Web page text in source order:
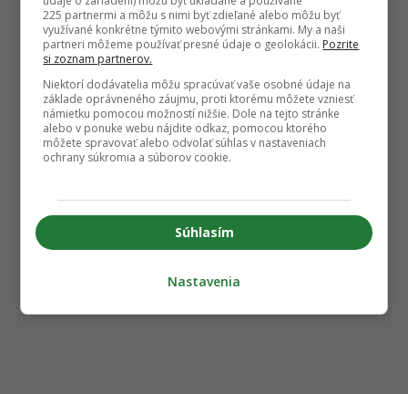
225 partnermi a môžu s nimi byť zdieľané alebo môžu byť
využívané konkrétne týmito webovými stránkami. My a naši
partneri môžeme používať presné údaje o geolokácii. Pozrite
si zoznam partnerov.
Niektorí dodávatelia môžu spracúvať vaše osobné údaje na
základe oprávneného záujmu, proti ktorému môžete vzniesť
námietku pomocou možností nižšie. Dole na tejto stránke
alebo v ponuke webu nájdite odkaz, pomocou ktorého
môžete spravovať alebo odvolať súhlas v nastaveniach
ochrany súkromia a súborov cookie.
Súhlasím
Nastavenia